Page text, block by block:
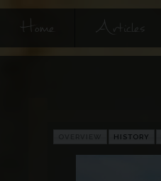
Home Articles
HISTORY